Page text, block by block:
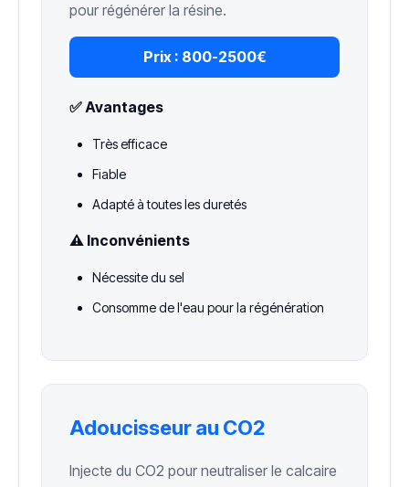
pour régénérer la résine.
Prix : 800-2500€
✅ Avantages
Très efficace
Fiable
Adapté à toutes les duretés
⚠️ Inconvénients
Nécessite du sel
Consomme de l'eau pour la régénération
Adoucisseur au CO2
Injecte du CO2 pour neutraliser le calcaire